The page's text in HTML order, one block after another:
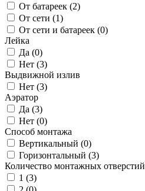
От батареек (2)
От сети (1)
От сети и батареек (0)
Лейка
Да (0)
Нет (3)
Выдвижной излив
Нет (3)
Аэратор
Да (3)
Нет (0)
Способ монтажа
Вертикальный (0)
Горизонтальный (3)
Количество монтажных отверстий
1 (3)